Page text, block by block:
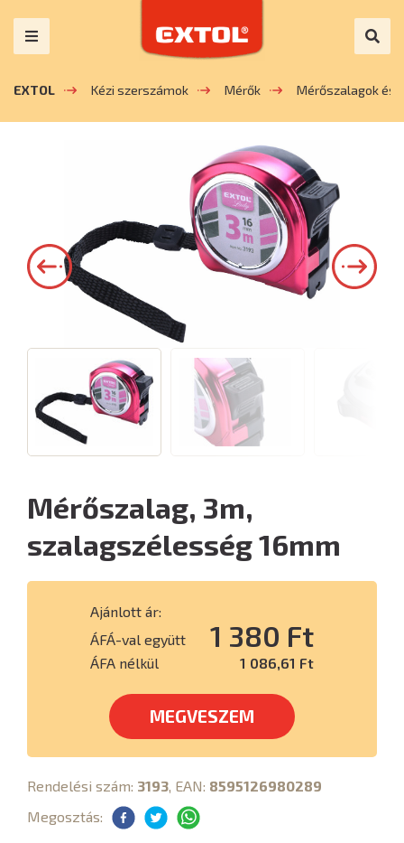
EXTOL Kézi szerszámok Mérők Mérőszalagok és
Mérőszalag, 3m,
szalagszélesség 16mm
Ajánlott ár:
ÁFÁ-val együtt
1 380 Ft
ÁFA nélkül 1 086,61 Ft
MEGVESZEM
Rendelési szám: 3193, EAN: 8595126980289
Megosztás: